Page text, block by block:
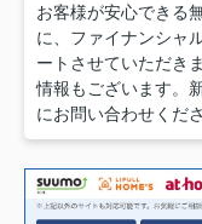
お客様が安心できる
に、ファイナンシャ
ートさせていただき
情報もございます。
にお問い合わせくださ